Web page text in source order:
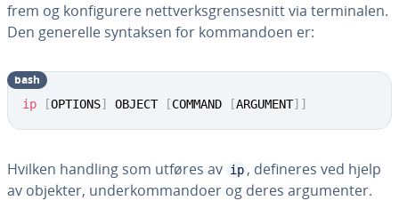
frem og konfigurere nettverksgrensesnitt via terminalen.
Den generelle syntaksen for kommandoen er:
ip [OPTIONS] OBJECT [COMMAND [ARGUMENT] ]
bash
Hvilken handling som utføres av ip , defineres ved hjelp
av objekter, underkommandoer og deres argumenter.